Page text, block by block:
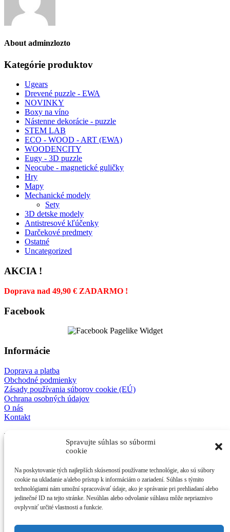
Spravujte súhlas so súbormi
cookie
Na poskytovanie tých najlepších skúseností používame technológie, ako sú súbory
cookie na ukladanie a/alebo prístup k informáciám o zariadení. Súhlas s týmito
technológiami nám umožní spracovávať údaje, ako je správanie pri prehliadaní alebo
jedinečné ID na tejto stránke. Nesúhlas alebo odvolanie súhlasu môže nepriaznivo
ovplyvniť určité vlastnosti a funkcie.
About adminzlozto
Kategórie produktov
Ugears
Drevené puzzle - EWA
NOVINKY
Boxy na víno
Nástenne dekorácie - puzzle
STEM LAB
ECO - WOOD - ART (EWA)
WOODENCITY
Eugy - 3D puzzle
Neocube - magnetické guličky
Hry
Mapy
Mechanické modely
Sety
3D detske modely
Antistresové kľúčenky
Darčekové predmety
Ostatné
Uncategorized
AKCIA !
Doprava nad 49,90 € ZADARMO !
Facebook
Informácie
Doprava a platba
Obchodné podmienky
Zásady používania súborov cookie (EÚ)
Ochrana osobných údajov
O nás
Kontakt
E-shop
3D detske modely
Antistresové kľúčenky
Ostatné
Kontakt
afes s.r.o.